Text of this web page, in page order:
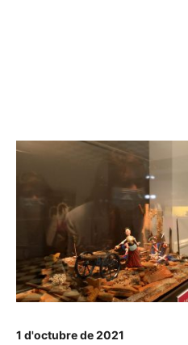
1 d'octubre de 2021